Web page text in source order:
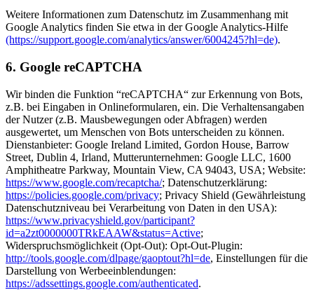
Weitere Informationen zum Datenschutz im Zusammenhang mit
Google Analytics finden Sie etwa in der Google Analytics-Hilfe
(https://support.google.com/analytics/answer/6004245?hl=de).
6. Google reCAPTCHA
Wir binden die Funktion “reCAPTCHA“ zur Erkennung von Bots,
z.B. bei Eingaben in Onlineformularen, ein. Die Verhaltensangaben
der Nutzer (z.B. Mausbewegungen oder Abfragen) werden
ausgewertet, um Menschen von Bots unterscheiden zu können.
Dienstanbieter: Google Ireland Limited, Gordon House, Barrow
Street, Dublin 4, Irland, Mutterunternehmen: Google LLC, 1600
Amphitheatre Parkway, Mountain View, CA 94043, USA; Website:
https://www.google.com/recaptcha/; Datenschutzerklärung:
https://policies.google.com/privacy; Privacy Shield (Gewährleistung
Datenschutzniveau bei Verarbeitung von Daten in den USA):
https://www.privacyshield.gov/participant?
id=a2zt0000000TRkEAAW&status=Active;
Widerspruchsmöglichkeit (Opt-Out): Opt-Out-Plugin:
http://tools.google.com/dlpage/gaoptout?hl=de, Einstellungen für die
Darstellung von Werbeeinblendungen:
https://adssettings.google.com/authenticated.